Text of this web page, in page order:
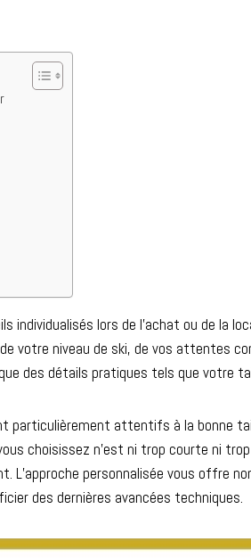
individualisés lors de l’achat ou de la
votre niveau de ski, de vos attentes
des détails pratiques tels que votre
particulièrement attentifs à la bonne
choisissez n’est ni trop courte ni
personnalisée vous offre
des dernières avancées techniques.